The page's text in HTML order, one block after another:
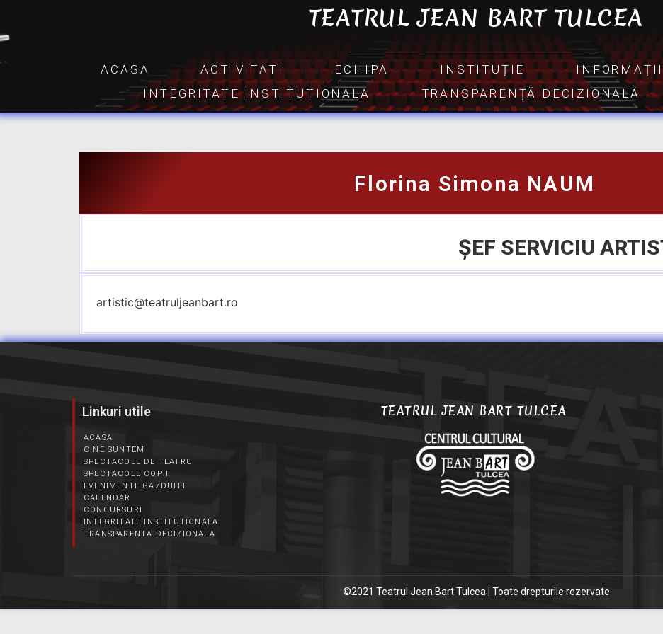
TEATRUL JEAN BART TULCEA
ACASA ACTIVITATI ECHIPA INSTITUȚIE
INTEGRITATE INSTITUTIONALA
TRANSPARENȚĂ DECIZIONALĂ
Florina Simona NAUM
ȘEF SERVICIU
artistic@teatruljeanbart.ro
Linkuri utile
ACASA
CINE SUNTEM
SPECTACOLE DE TEATRU
SPECTACOLE COPII
EVENIMENTE GAZDUITE
CALENDAR
CONCURSURI
INTEGRITATE INSTITUTIONALA
TRANSPARENTA DECIZIONALA
TEATRUL JEAN BART TULCEA
©2021 Teatrul Jean Bart Tulcea | Toate drepturile rezervate